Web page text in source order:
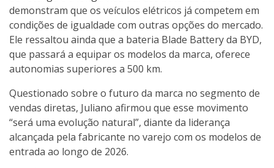
demonstram que os veículos elétricos já competem em
condições de igualdade com outras opções do mercado.
Ele ressaltou ainda que a bateria Blade Battery da BYD,
que passará a equipar os modelos da marca, oferece
autonomias superiores a 500 km.
Questionado sobre o futuro da marca no segmento de
vendas diretas, Juliano afirmou que esse movimento
“será uma evolução natural”, diante da liderança
alcançada pela fabricante no varejo com os modelos de
entrada ao longo de 2026.